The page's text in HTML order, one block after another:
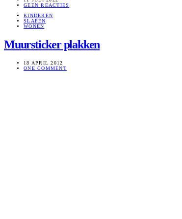
GEEN REACTIES
KINDEREN
SLAPEN
WONEN
Muursticker plakken
18 APRIL 2012
ONE COMMENT